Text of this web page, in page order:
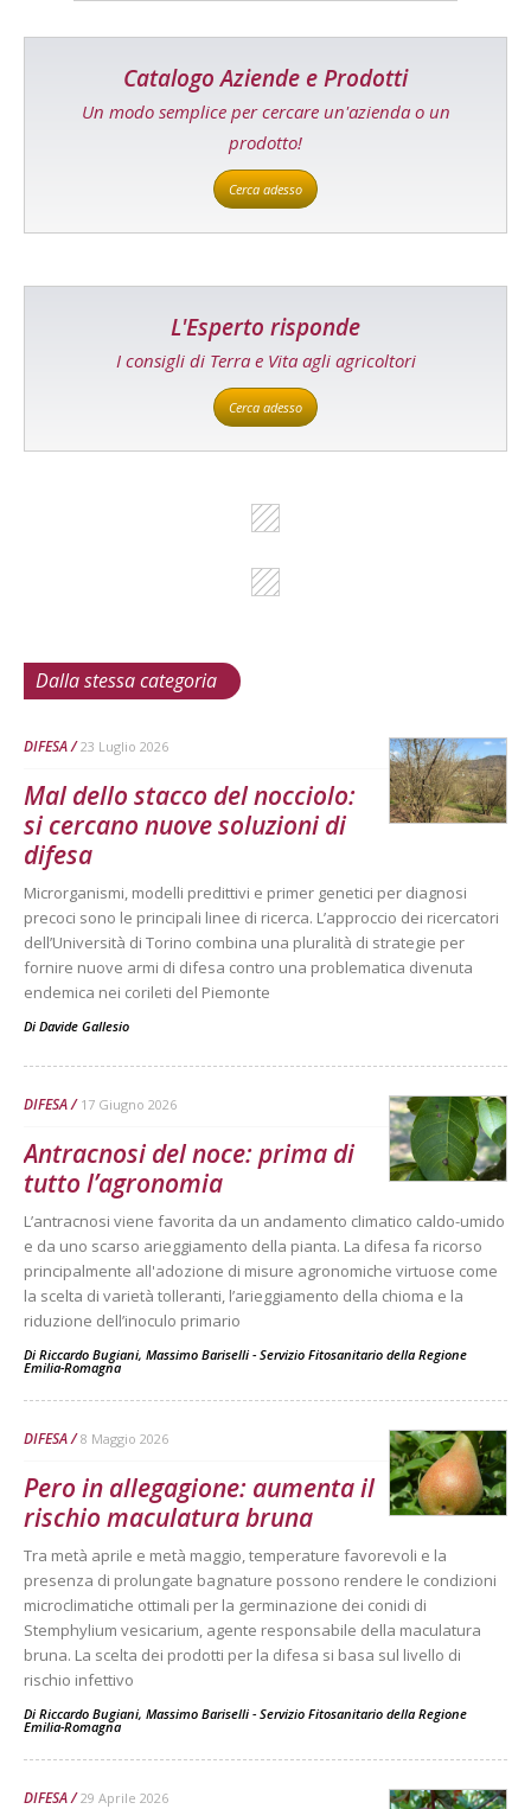
Catalogo Aziende e Prodotti
Un modo semplice per cercare un'azienda o un
prodotto!
Cerca adesso
L'Esperto risponde
I consigli di Terra e Vita agli agricoltori
Cerca adesso
Dalla stessa categoria
DIFESA 23 Luglio 2026
Mal dello stacco del nocciolo:
si cercano nuove soluzioni di
difesa
Microrganismi, modelli predittivi e primer genetici per diagnosi
precoci sono le principali linee di ricerca. L’approccio dei ricercatori
dell’Università di Torino combina una pluralità di strategie per
fornire nuove armi di difesa contro una problematica divenuta
endemica nei corileti del Piemonte
Di Davide Gallesio
DIFESA 17 Giugno 2026
Antracnosi del noce: prima di
tutto l’agronomia
L’antracnosi viene favorita da un andamento climatico caldo-umido
e da uno scarso arieggiamento della pianta. La difesa fa ricorso
principalmente all'adozione di misure agronomiche virtuose come
la scelta di varietà tolleranti, l’arieggiamento della chioma e la
riduzione dell’inoculo primario
Di Riccardo Bugiani, Massimo Bariselli - Servizio Fitosanitario della Regione
Emilia-Romagna
DIFESA 8 Maggio 2026
Pero in allegagione: aumenta il
rischio maculatura bruna
Tra metà aprile e metà maggio, temperature favorevoli e la
presenza di prolungate bagnature possono rendere le condizioni
microclimatiche ottimali per la germinazione dei conidi di
Stemphylium vesicarium, agente responsabile della maculatura
bruna. La scelta dei prodotti per la difesa si basa sul livello di
rischio infettivo
Di Riccardo Bugiani, Massimo Bariselli - Servizio Fitosanitario della Regione
Emilia-Romagna
DIFESA 29 Aprile 2026